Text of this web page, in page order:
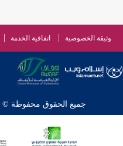
وثيقة الخصوصية اتفاقية الخدمة
جميع الحقوق محفوظة © 2026 - 1998 لشبكة إسلام ويب